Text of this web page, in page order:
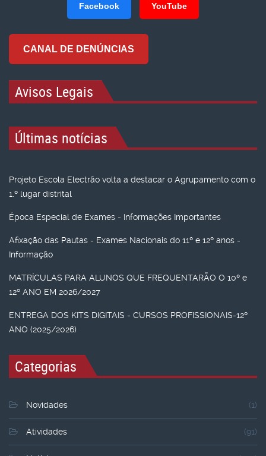
Facebook YouTube
CANAL DE DENÚNCIAS
Avisos Legais
Últimas notícias
Projeto Escola Electrão volta a destacar o Agrupamento com o
1.º lugar distrital
Época Especial de Exames - Informações Importantes
Afixação das Pautas - Exames Nacionais do 11º e 12º anos -
Informação
MATRÍCULAS PARA ALUNOS QUE FREQUENTARÃO O 10º e
12º ANO EM 2026/2027
ENTREGA DOS KITS DIGITAIS - CURSOS PROFISSIONAIS-12º
ANO (2025/2026)
Categorias
Novidades (1)
Atividades (91)